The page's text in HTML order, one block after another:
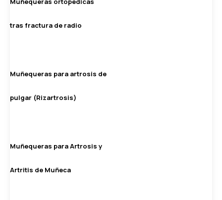
tras fractura de radio
Muñequeras para artrosis de
pulgar (Rizartrosis)
Muñequeras para Artrosis y
Artritis de Muñeca